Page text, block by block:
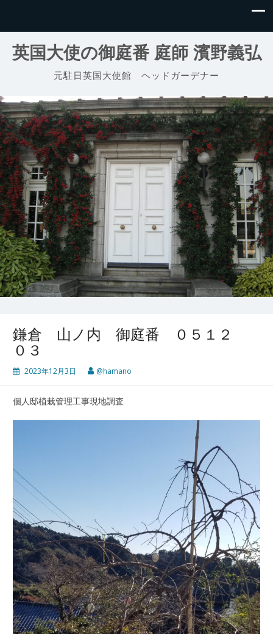
英国大使の御庭番 庭師 濱野義弘
元駐日英国大使館 ヘッドガーデナー
鎌倉 山ノ内 御庭番 ０５１２
０３
2023年12月3日 @hamano
個人邸植栽管理工事現地調査